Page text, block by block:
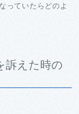
っていたらどのよ
訴えた時の